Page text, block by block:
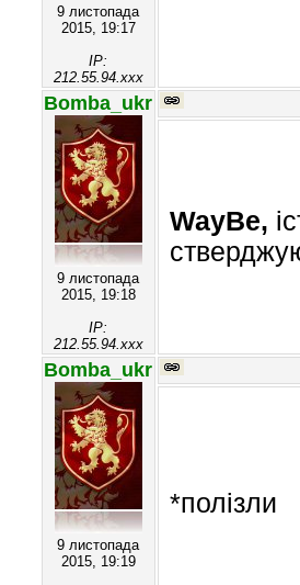
9 листопада
2015, 19:17
IP:
212.55.94.xxx
Bomba_ukr
9 листопада
2015, 19:18
IP:
212.55.94.xxx
WayBe,
Bomba_ukr
9 листопада
2015, 19:19
*полізли